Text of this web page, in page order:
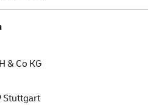
& Co KG
Stuttgart